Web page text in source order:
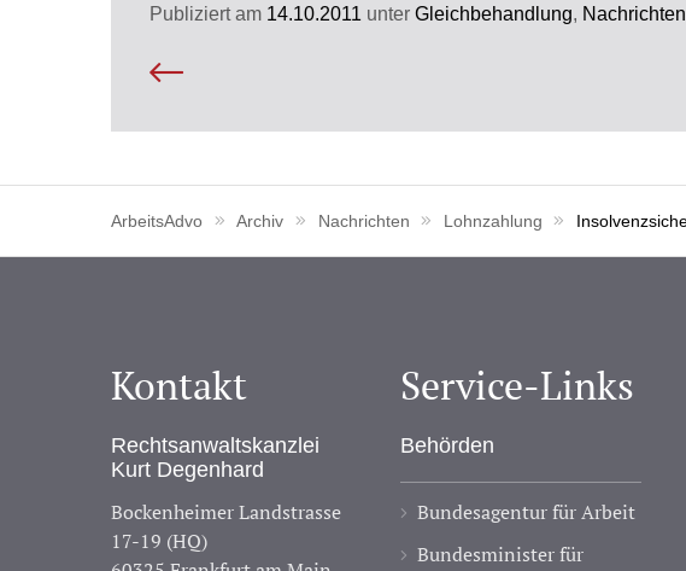
Publiziert am 14.10.2011 unter Gleichbehandlung, Nachrichten
ArbeitsAdvo Archiv Nachrichten Lohnzahlung
Kontakt
Rechtsanwaltskanzlei
Kurt Degenhard
Bockenheimer Landstrasse
17-19 (HQ)
Service-Links
Behörden
Bundesagentur für Arbeit
Bundesminister für